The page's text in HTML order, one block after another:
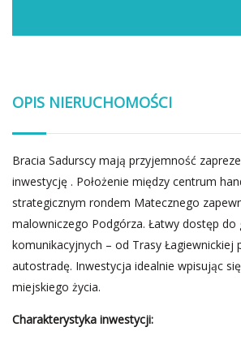
OPIS NIERUCHOMOŚCI
Bracia Sadurscy mają przyjemność
inwestycję . Położenie między centrum
strategicznym rondem Matecznego
malowniczego Podgórza. Łatwy dostęp do
komunikacyjnych – od Trasy Łagiewnickiej
autostradę. Inwestycja idealnie wpisując
miejskiego życia.
Charakterystyka inwestycji: